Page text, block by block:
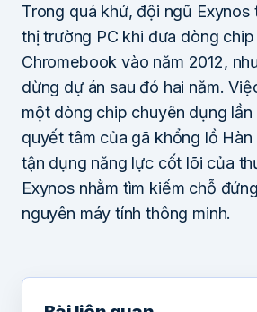
Trong quá khứ, đội ngũ
thị trường PC khi đưa dòng
Chromebook vào năm 2012,
dừng dự án sau đó hai năm.
một dòng chip chuyên dụng
quyết tâm của gã khổng lồ
tận dụng năng lực cốt lõi của
Exynos nhằm tìm kiếm chỗ
nguyên máy tính thông minh.